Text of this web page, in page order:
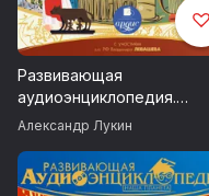
Развивающая
аудиоэнциклопедия.
История: Путешествие в
Александр Лукин